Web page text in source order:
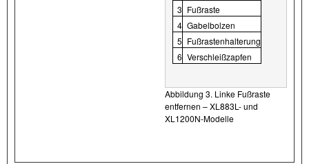
3 Fußraste
4 Gabelbolzen
5 Fußrastenhalterung
6 Verschleißzapfen
Abbildung 3. Linke Fußraste
entfernen – XL883L- und
XL1200N-Modelle